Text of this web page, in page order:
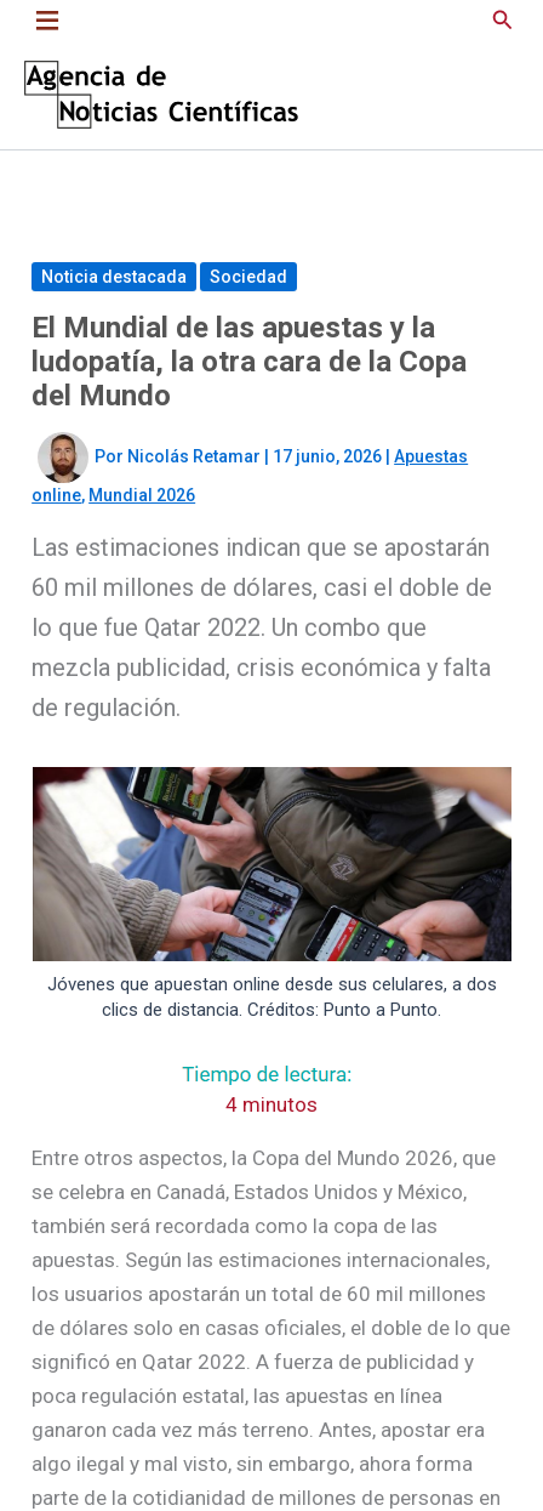
Saltar
contenido
Noticia destacada Sociedad
El Mundial de las apuestas y la
ludopatía, la otra cara de la Copa
del Mundo
Por Nicolás Retamar 17 junio, 2026 |Apuestas
online, Mundial 2026
Las estimaciones indican que se apostarán
60 mil millones de dólares, casi el doble de
lo que fue Qatar 2022. Un combo que
mezcla publicidad, crisis económica y falta
de regulación.
Jóvenes que apuestan online desde sus celulares, a dos
clics de distancia. Créditos: Punto a Punto.
4 minutos
Entre otros aspectos, la Copa del Mundo 2026, que
se celebra en Canadá, Estados Unidos y México,
también será recordada como la copa de las
apuestas. Según las estimaciones internacionales,
los usuarios apostarán un total de 60 mil millones
de dólares solo en casas oficiales, el doble de lo que
significó en Qatar 2022. A fuerza de publicidad y
poca regulación estatal, las apuestas en línea
ganaron cada vez más terreno. Antes, apostar era
algo ilegal y mal visto, sin embargo, ahora forma
parte de la cotidianidad de millones de personas en